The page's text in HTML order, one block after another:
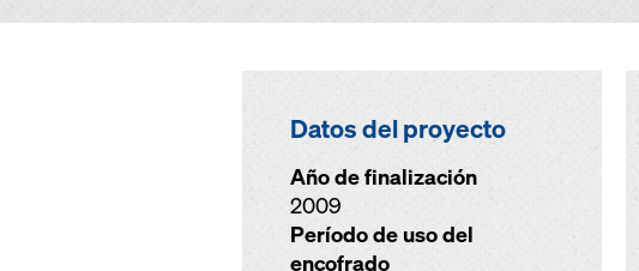
Datos del proyecto
Año de finalización
2009
Período de uso del
encofrado